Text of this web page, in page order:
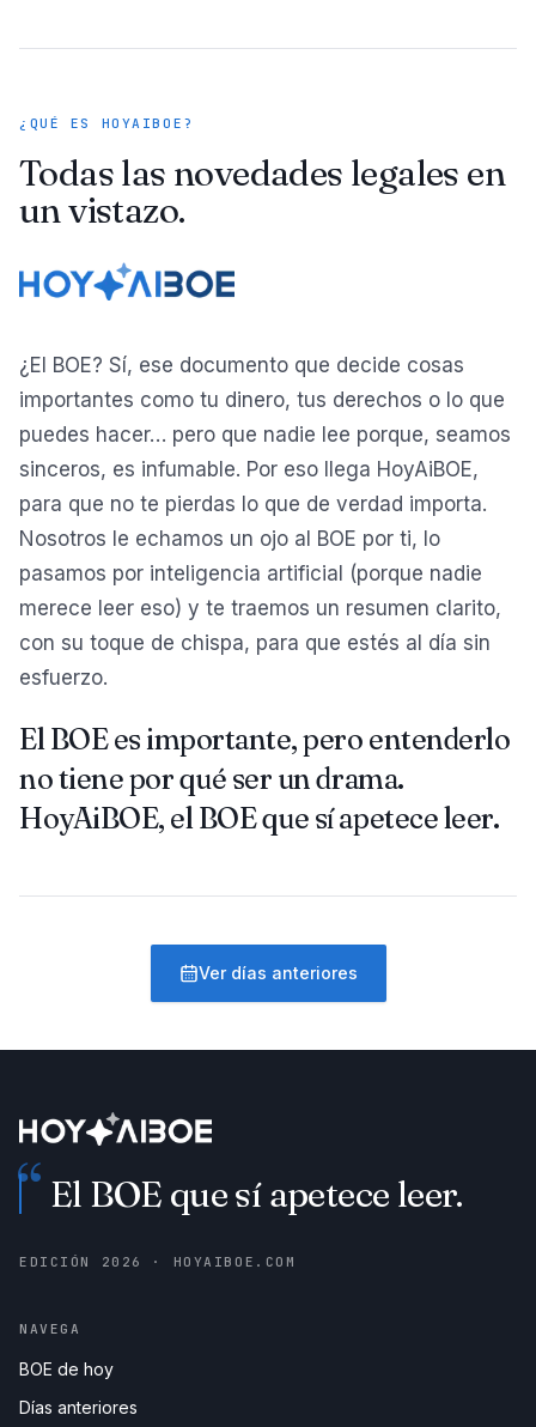
¿QUÉ ES HOYAIBOE?
Todas las novedades legales en
un vistazo.
¿El BOE? Sí, ese documento que decide cosas
importantes como tu dinero, tus derechos o lo que
puedes hacer… pero que nadie lee porque, seamos
sinceros, es infumable. Por eso llega HoyAiBOE,
para que no te pierdas lo que de verdad importa.
Nosotros le echamos un ojo al BOE por ti, lo
pasamos por inteligencia artificial (porque nadie
merece leer eso) y te traemos un resumen clarito,
con su toque de chispa, para que estés al día sin
esfuerzo.
El BOE es importante, pero entenderlo
no tiene por qué ser un drama.
HoyAiBOE, el BOE que sí apetece leer.
Ver días anteriores
“ El BOE que sí apetece leer.
EDICIÓN 2026 · HOYAIBOE.COM
NAVEGA
BOE de hoy
Días anteriores